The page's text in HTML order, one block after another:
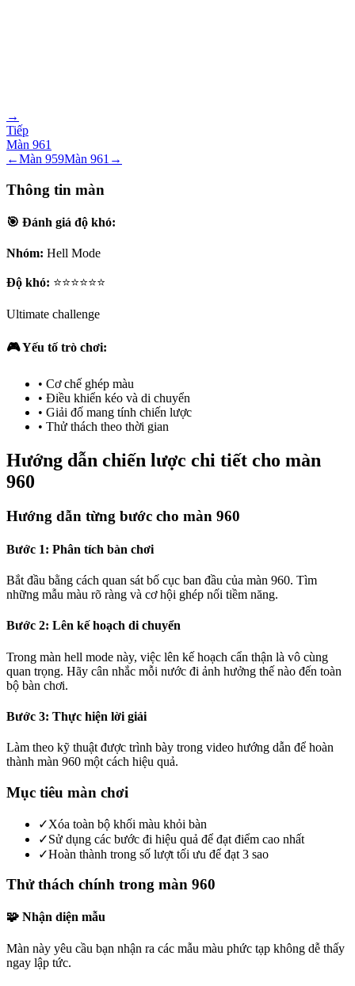
→
Tiếp
Màn 961
←Màn 959Màn 961 →
Thông tin màn
🎯 Đánh giá độ khó:
Nhóm: Hell Mode
Độ khó: ⭐⭐⭐⭐⭐⭐
Ultimate challenge
🎮 Yếu tố trò chơi:
• Cơ chế ghép màu
• Điều khiển kéo và di chuyển
• Giải đố mang tính chiến lược
• Thử thách theo thời gian
Hướng dẫn chiến lược chi tiết cho màn
960
Hướng dẫn từng bước cho màn 960
Bước 1: Phân tích bàn chơi
Bắt đầu bằng cách quan sát bố cục ban đầu của màn 960. Tìm
những mẫu màu rõ ràng và cơ hội ghép nối tiềm năng.
Bước 2: Lên kế hoạch di chuyển
Trong màn hell mode này, việc lên kế hoạch cẩn thận là vô cùng
quan trọng. Hãy cân nhắc mỗi nước đi ảnh hưởng thế nào đến toàn
bộ bàn chơi.
Bước 3: Thực hiện lời giải
Làm theo kỹ thuật được trình bày trong video hướng dẫn để hoàn
thành màn 960 một cách hiệu quả.
Mục tiêu màn chơi
✓Xóa toàn bộ khối màu khỏi bàn
✓Sử dụng các bước đi hiệu quả để đạt điểm cao nhất
✓Hoàn thành trong số lượt tối ưu để đạt 3 sao
Thử thách chính trong màn 960
🧩 Nhận diện mẫu
Màn này yêu cầu bạn nhận ra các mẫu màu phức tạp không dễ thấy
ngay lập tức.